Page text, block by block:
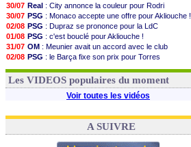
30/07 Real : City annonce la couleur pour Rodri
30/07 PSG : Monaco accepte une offre pour Akliouche !
02/08 PSG : Dupraz se prononce pour la LdC
01/08 PSG : c'est bouclé pour Akliouche !
31/07 OM : Meunier avait un accord avec le club
02/08 PSG : le Barça fixe son prix pour Torres
03/08 FIFA: Infantino sollicite Trump
Les VIDEOS populaires du moment
Voir toutes les vidéos
A SUIVRE